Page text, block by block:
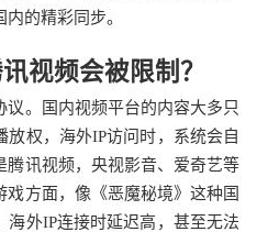
的精彩同步。
视频会被限制？
议。国内视频平台的内容大多只
放权，海外IP访问时，系统会自
腾讯视频，央视影音、爱奇艺等
方面，像《恶魔秘境》这种国
海外IP连接时延迟高，甚至无法